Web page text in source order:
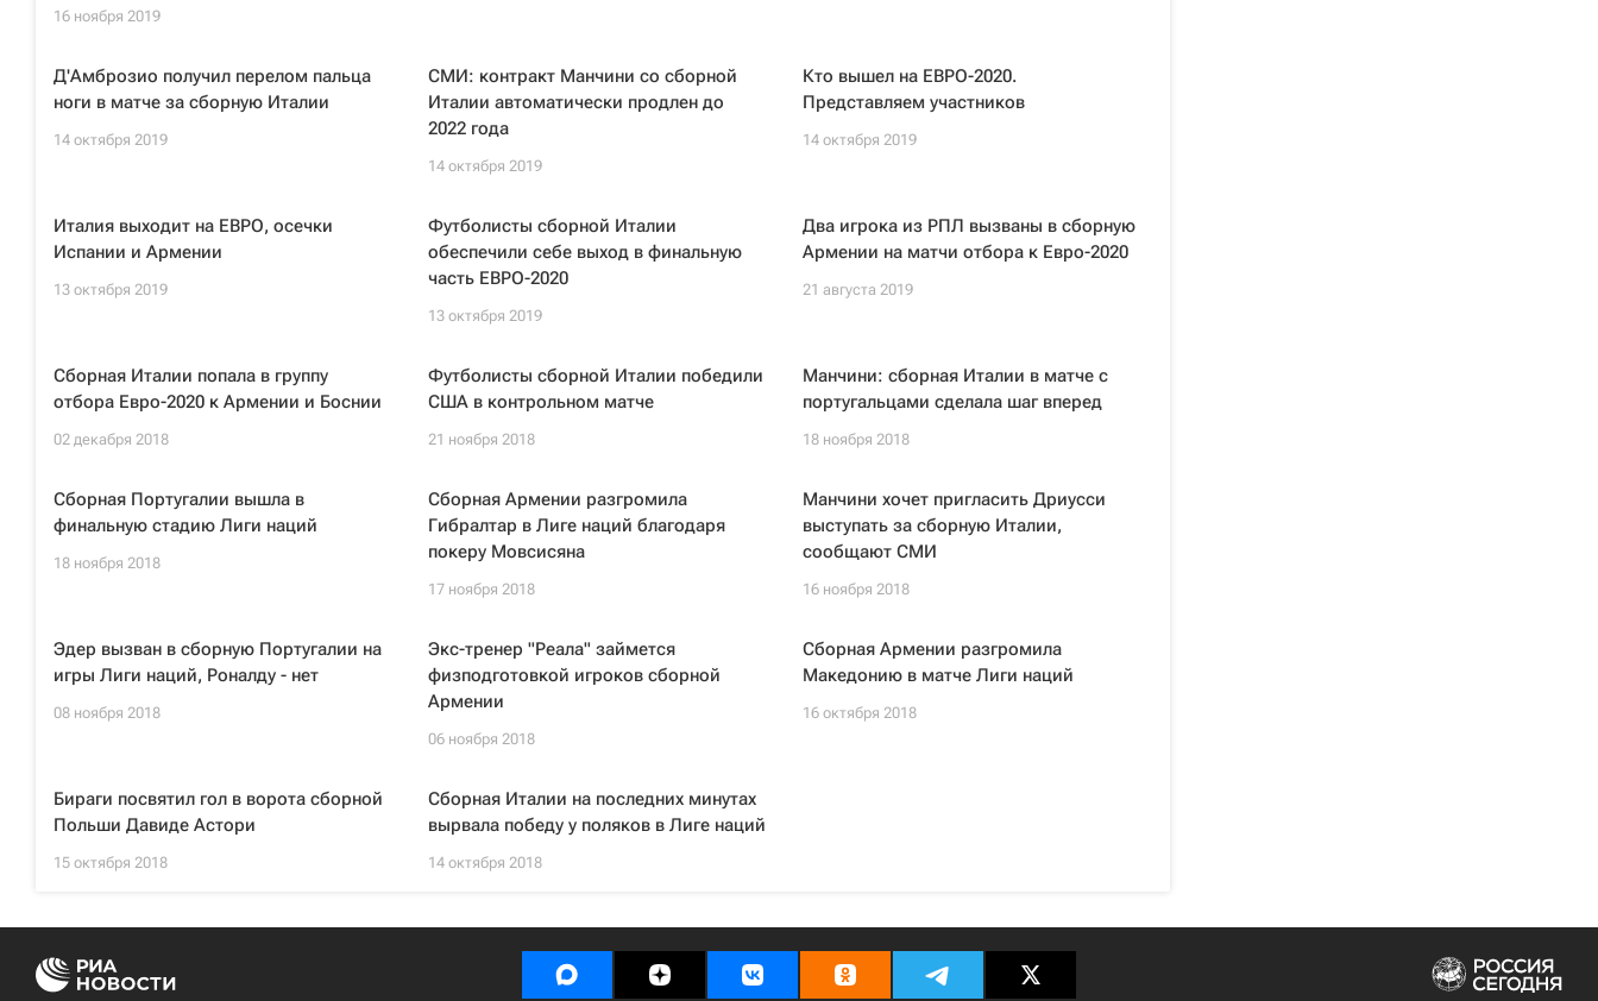
16 ноября 2019
Д'Амброзио получил перелом пальца
ноги в матче за сборную Италии
14 октября 2019
СМИ: контракт Манчини со сборной
Италии автоматически продлен до
2022 года
14 октября 2019
Кто вышел на ЕВРО-2020.
Представляем участников
14 октября 2019
Италия выходит на ЕВРО, осечки
Испании и Армении
13 октября 2019
Футболисты сборной Италии
обеспечили себе выход в финальную
часть ЕВРО-2020
13 октября 2019
Два игрока из РПЛ вызваны в сборную
Армении на матчи отбора к Евро-2020
21 августа 2019
Сборная Италии попала в группу
отбора Евро-2020 к Армении и Боснии
02 декабря 2018
Футболисты сборной Италии победили
США в контрольном матче
21 ноября 2018
Манчини: cборная Италии в матче с
португальцами сделала шаг вперед
18 ноября 2018
Сборная Португалии вышла в
финальную стадию Лиги наций
18 ноября 2018
Сборная Армении разгромила
Гибралтар в Лиге наций благодаря
покеру Мовсисяна
17 ноября 2018
Манчини хочет пригласить Дриусси
выступать за сборную Италии,
сообщают СМИ
16 ноября 2018
Эдер вызван в сборную Португалии на
игры Лиги наций, Роналду - нет
08 ноября 2018
Экс-тренер "Реала" займется
физподготовкой игроков сборной
Армении
06 ноября 2018
Сборная Армении разгромила
Македонию в матче Лиги наций
16 октября 2018
Бираги посвятил гол в ворота сборной
Польши Давиде Астори
15 октября 2018
Сборная Италии на последних минутах
вырвала победу у поляков в Лиге наций
14 октября 2018